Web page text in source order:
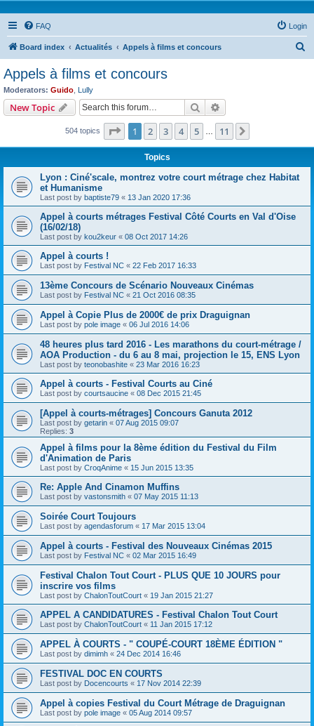
FAQ Login
Board index Actualités Appels à films et concours
Appels à films et concours
Moderators: Guido Lully
New Topic Search
504 topics Page 1of 11
1 2 3 4 5 11
Topics
Lyon : Ciné'scale, montrez votre court métrage chez Habitat
et Humanisme
Last post by baptiste79 « 13 Jan 2020 17:36
Appel à courts métrages Festival Côté Courts en Val d'Oise
(16/02/18)
Last post by kou2keur « 08 Oct 2017 14:26
Appel à courts !
Last post by Festival NC « 22 Feb 2017 16:33
13ème Concours de Scénario Nouveaux Cinémas
Last post by Festival NC « 21 Oct 2016 08:35
Appel à Copie Plus de 2000€ de prix Draguignan
Last post by pole image « 06 Jul 2016 14:06
48 heures plus tard 2016 - Les marathons du court-métrage /
AOA Production - du 6 au 8 mai, projection le 15, ENS Lyon
Last post by teonobashite « 23 Mar 2016 16:23
Appel à courts - Festival Courts au Ciné
Last post by courtsaucine « 08 Dec 2015 21:45
[Appel à courts-métrages] Concours Ganuta 2012
Last post by getarin « 07 Aug 2015 09:07
Replies: 3
Appel à films pour la 8ème édition du Festival du Film
d'Animation de Paris
Last post by CroqAnime « 15 Jun 2015 13:35
Re: Apple And Cinamon Muffins
Last post by vastonsmith « 07 May 2015 11:13
Soirée Court Toujours
Last post by agendasforum « 17 Mar 2015 13:04
Appel à courts - Festival des Nouveaux Cinémas 2015
Last post by Festival NC « 02 Mar 2015 16:49
Festival Chalon Tout Court - PLUS QUE 10 JOURS pour
inscrire vos films
Last post by ChalonToutCourt « 19 Jan 2015 21:27
APPEL A CANDIDATURES - Festival Chalon Tout Court
Last post by ChalonToutCourt « 11 Jan 2015 17:12
APPEL À COURTS - " COUPÉ-COURT 18ÈME ÉDITION "
Last post by dimimh « 24 Dec 2014 16:46
FESTIVAL DOC EN COURTS
Last post by Docencourts « 17 Nov 2014 22:39
Appel à copies Festival du Court Métrage de Draguignan
Last post by pole image « 05 Aug 2014 09:57